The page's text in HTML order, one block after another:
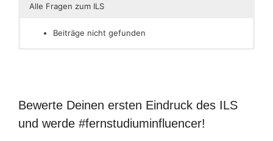
Alle Fragen zum ILS
Beiträge nicht gefunden
Bewerte Deinen ersten Eindruck des ILS
und werde #fernstudiuminfluencer!